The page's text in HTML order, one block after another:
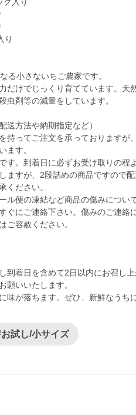
り
る小さないちご農家です。
だけでじっくり育てています。天
虫剤等の減量をしています。
送方法や納期指定など）
持ってご注文を承っておりますが
ます。
す。到着日に必ずお受け取りの程
ますが、2段詰めの商品ですので
ください。
ル便の凍結など商品の傷みについ
ぐにご連絡下さい。傷みのご連絡
ご容赦ください。
到着日を含めて2日以内にお召し
願いいたします。
味が落ちます。ぜひ、新鮮なうち
試し/小サイズ